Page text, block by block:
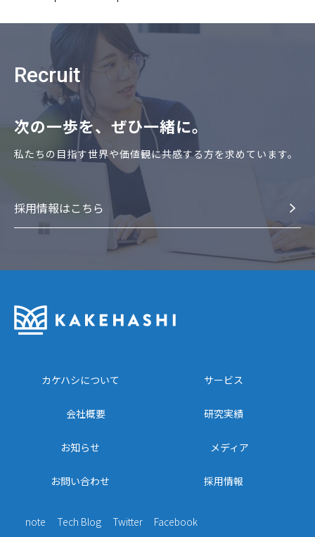
Recruit
次の⼀歩を、ぜひ⼀緒に。
私たちの⽬指す世界や価値観に共感する⽅を求めています。
採⽤情報はこちら
カケハシについて サービス
会社概要 研究実績
お知らせ メディア
お問い合わせ 採用情報
note Tech Blog Twitter Facebook